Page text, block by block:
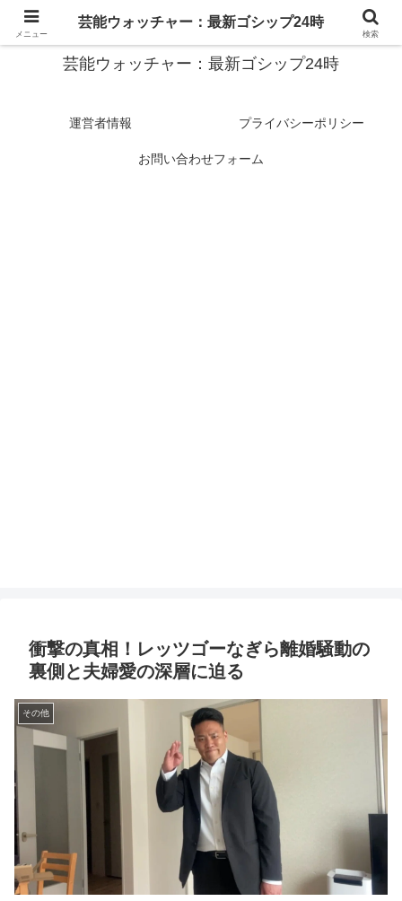
スターたちの裏側を徹底追跡！話題のゴシップがここに集結
芸能ウォッチャー：最新ゴシップ24時
運営者情報 プライバシーポリシー
お問い合わせフォーム
衝撃の真相！レッツゴーなぎら離婚騒動の
裏側と夫婦愛の深層に迫る
その他
メニュー
芸能ウォッチャー：最新ゴシップ24時
検索